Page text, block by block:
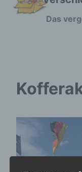
Zum
Das